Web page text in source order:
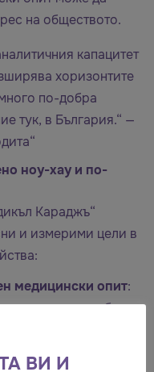
на обществото.
капацитет
хоризонтите
по-добра
тук, в България.“ —
ноу-хау и по-
Караджъ“
и измерими цели в
медицински опит:
на научната база
от двете държави.
ВИ И